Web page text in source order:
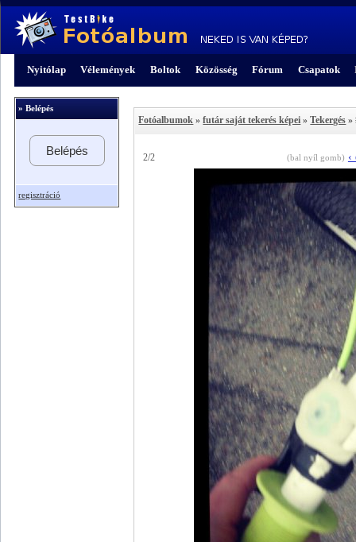
Nyitólap Vélemények Boltok Közösség Fórum Csapatok
» Belépés
Belépés
regisztráció
Fotóalbumok »futár saját tekerés képei »Tekergés »
2/2 (bal nyíl gomb) ‹